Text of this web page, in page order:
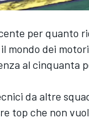
per quanto
mondo dei
al cinquanta
da altre
top che non